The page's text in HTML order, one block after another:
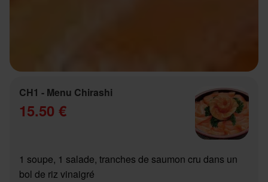
CH1 - Menu Chirashi
15.50 €
1 soupe, 1 salade, tranches de saumon cru dans un
bol de riz vinaigré